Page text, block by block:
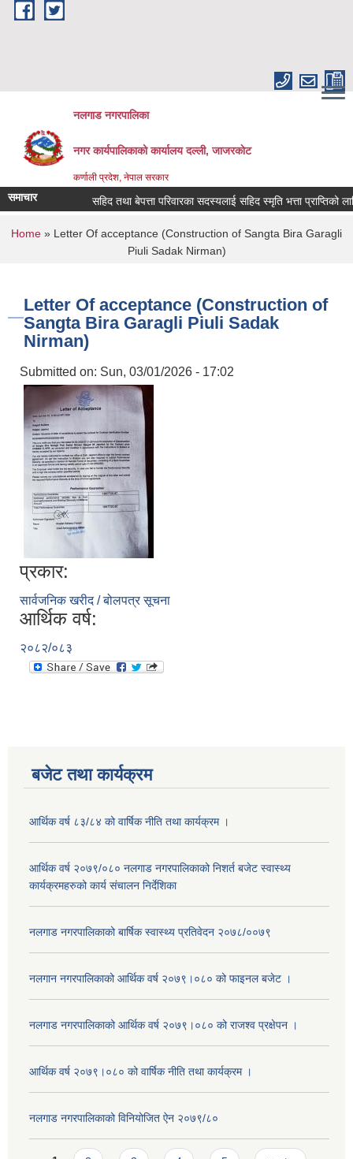
Skip to main content
नलगाड नगरपालिका
नगर कार्यपालिकाको कार्यालय दल्ली, जाजरकाेट
कर्णाली प्रदेश, नेपाल सरकार
समाचार सहिद तथा बेपत्ता परिवारका सदस्यलाई सहिद स्मृति भत्ता प्राप्तिको लागि
You are here
Home » Letter Of acceptance (Construction of Sangta Bira Garagli
Piuli Sadak Nirman)
Letter Of acceptance (Construction of
Sangta Bira Garagli Piuli Sadak
Nirman)
Submitted on: Sun, 03/01/2026 - 17:02
प्रकार:
सार्वजनिक खरीद / बोलपत्र सूचना
आर्थिक वर्ष:
२०८२/०८३
बजेट तथा कार्यक्रम
आर्थिक वर्ष ८३/८४ को वार्षिक नीति तथा कार्यक्रम ।
आर्थिक वर्ष २०७९/०८० नलगाड नगरपालिकाको निशर्त बजेट स्वास्थ्य
कार्यक्रमहरुको कार्य संचालन निर्देशिका
नलगाड नगरपालिकाको बार्षिक स्वास्थ्य प्रतिवेदन २०७८/००७९
नलगान नगरपालिकाको आर्थिक वर्ष २०७९।०८० को फाइनल बजेट ।
नलगाड नगरपालिकाको आर्थिक वर्ष २०७९।०८० को राजश्व प्रक्षेपन ।
आर्थिक वर्ष २०७९।०८० को वार्षिक नीति तथा कार्यक्रम ।
नलगाड नगरपालिकाको विनियोजित ऐन २०७९/८०